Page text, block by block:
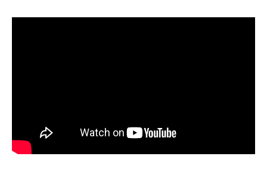
お役立ち情報
会社概要